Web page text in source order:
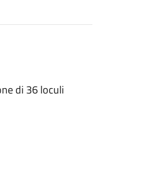
di 36 loculi